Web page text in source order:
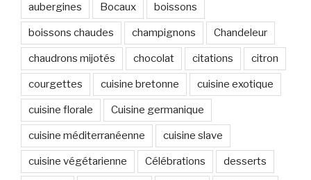
aubergines Bocaux boissons
boissons chaudes champignons Chandeleur
chaudrons mijotés chocolat citations citron
courgettes cuisine bretonne cuisine exotique
cuisine florale Cuisine germanique
cuisine méditerranéenne cuisine slave
cuisine végétarienne Célébrations desserts